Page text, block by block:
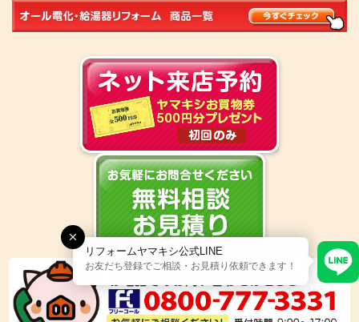
リフォームヤマキシ公式LINE
お友だち登録でご相談・お見積り依頼できます！